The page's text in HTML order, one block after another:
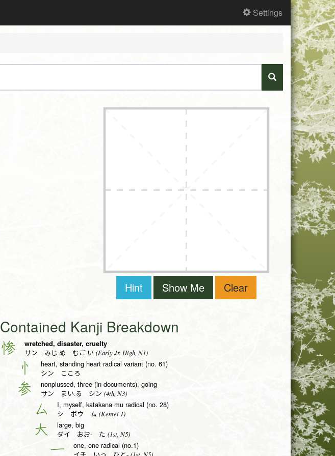
Settings
Hint Show Me Clear
Contained Kanji Breakdown
惨 wretched, disaster, cruelty
サン みじ.め むご.い (Early Jr. High, N1)
忄 heart, standing heart radical variant (no. 61)
シン こころ
参 nonplussed, three (in documents), going
サン まい.る シン (4th, N3)
厶 I, myself, katakana mu radical (no. 28)
シ ボウ ム (Kentei 1)
大 large, big
ダイ おお- た (1st, N5)
一 one, one radical (no.1)
(1st, N5)